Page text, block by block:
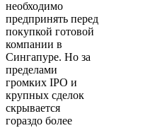
необходимо
предпринять перед
покупкой готовой
компании в
Сингапуре. Но за
пределами
громких IPO и
крупных сделок
скрывается
гораздо более